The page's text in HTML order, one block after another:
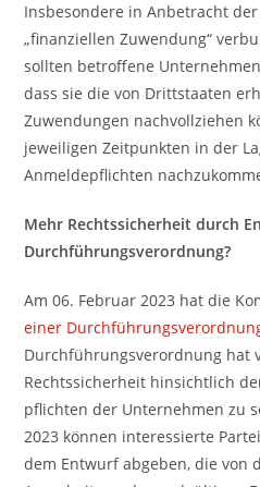
Insbesondere in Anbetracht
„finanziellen Zuwendung“
sollten betroffene
dass sie die von Drittstaaten
Zuwendungen nachvollziehen
jeweiligen Zeitpunkten in der
Anmeldepflichten
Mehr Rechtssicherheit durch
Durchführungsverordnung?
Am 06. Februar 2023 hat die
einer
Durchführungsverordnung hat
Rechtssicherheit hinsichtlich
pflichten der Unternehmen zu
2023 können interessierte
dem Entwurf abgeben, die von